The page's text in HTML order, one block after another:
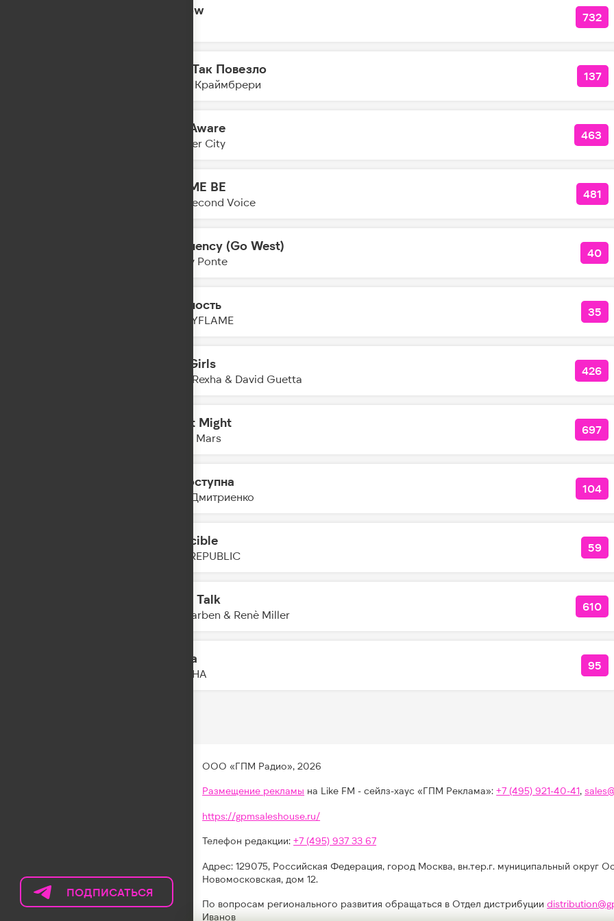
ПОДПИСАТЬСЯ
НА
Hollow 732
Мне Так Повезло
Мари Краймбрери
137
Self Aware
Temper City
463
LET ME BE
The Second Voice
481
Frequency (Go West)
Gabry Ponte
40
Нежность
HOLLYFLAME
35
Sad Girls
Bebe Rexha & David Guetta
426
I Just Might
Bruno Mars
697
Недоступна
Ваня Дмитриенко
104
Invincible
ONE REPUBLIC
59
Body Talk
Alle Farben & Renè Miller
610
Пауза
DAASHA
95
ООО «ГПМ Радио», 2026
Размещение рекламы на Like FM - сейлз-хаус «ГПМ Реклама»:+7 (495) 921-40-41,
https://gpmsaleshouse.ru/
Телефон редакции:+7 (495) 937 33 67
Адрес: 129075, Российская Федерация, город Москва, вн.тер.г. муниципальный округ
Новомосковская, дом 12.
По вопросам регионального развития обращаться в Отдел дистрибуции
Иванов